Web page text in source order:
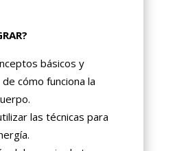
básicos y
cómo funciona la
las técnicas para